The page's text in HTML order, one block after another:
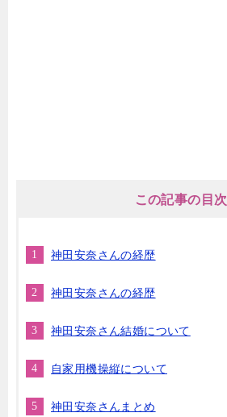
この記事の目次
神田安奈さんの経歴
神田安奈さんの経歴
神田安奈さん結婚について
自家用機操縦について
神田安奈さんまとめ